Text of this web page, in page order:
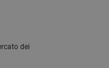
dei